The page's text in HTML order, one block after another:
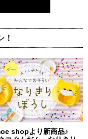
！
shopより新商品♪